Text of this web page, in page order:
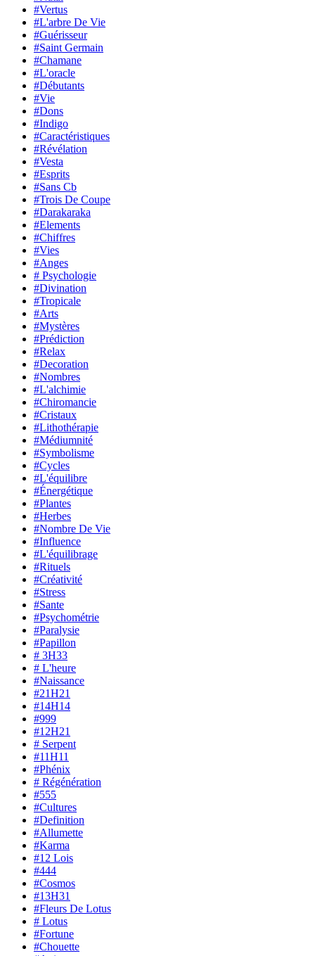
#Vertus
#L'arbre De Vie
#Guérisseur
#Saint Germain
#Chamane
#L'oracle
#Débutants
#Vie
#Dons
#Indigo
#Caractéristiques
#Révélation
#Vesta
#Esprits
#Sans Cb
#Trois De Coupe
#Darakaraka
#Elements
#Chiffres
#Vies
#Anges
# Psychologie
#Divination
#Tropicale
#Arts
#Mystères
#Prédiction
#Relax
#Decoration
#Nombres
#L'alchimie
#Chiromancie
#Cristaux
#Lithothérapie
#Médiumnité
#Symbolisme
#Cycles
#L'équilibre
#Énergétique
#Plantes
#Herbes
#Nombre De Vie
#Influence
#L'équilibrage
#Rituels
#Créativité
#Stress
#Sante
#Psychométrie
#Paralysie
#Papillon
# 3H33
# L'heure
#Naissance
#21H21
#14H14
#999
#12H21
# Serpent
#11H11
#Phénix
# Régénération
#555
#Cultures
#Definition
#Allumette
#Karma
#12 Lois
#444
#Cosmos
#13H31
#Fleurs De Lotus
# Lotus
#Fortune
#Chouette